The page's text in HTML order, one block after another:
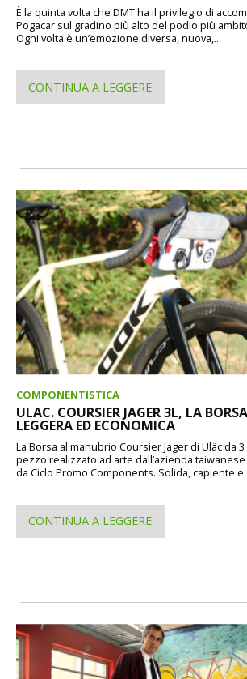
È la quinta volta che DMT ha il privilegio di
Pogacar sul gradino più alto del podio più
Ogni volta è un’emozione diversa, nuova,...
CONTINUA A LEGGERE
COMPONENTISTICA
ULAC. COURSIER JAGER 3L, LA
LEGGERA ED ECONOMICA
La Borsa al manubrio Coursier Jager di Uläc da
pezzo realizzato ad arte dall’azienda
da Ciclo Promo Components. Solida, capiente e
CONTINUA A LEGGERE